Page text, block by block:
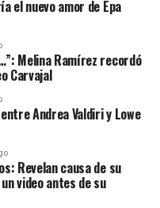
el nuevo amor de Epa
Melina Ramírez recordó
Carvajal
Andrea Valdiri y Lowe
Revelan causa de su
video antes de su